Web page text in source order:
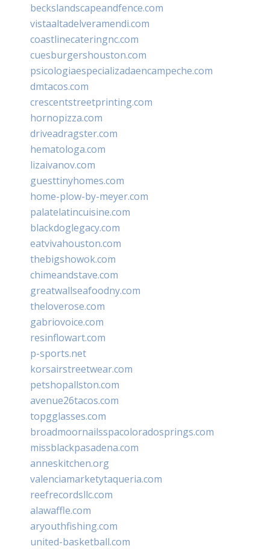
beckslandscapeandfence.com
vistaaltadelveramendi.com
coastlinecateringnc.com
cuesburgershouston.com
psicologiaespecializadaencampeche.com
dmtacos.com
crescentstreetprinting.com
hornopizza.com
driveadragster.com
hematologa.com
lizaivanov.com
guesttinyhomes.com
home-plow-by-meyer.com
palatelatincuisine.com
blackdoglegacy.com
eatvivahouston.com
thebigshowok.com
chimeandstave.com
greatwallseafoodny.com
theloverose.com
gabriovoice.com
resinflowart.com
p-sports.net
korsairstreetwear.com
petshopallston.com
avenue26tacos.com
topgglasses.com
broadmoornailsspacoloradosprings.com
missblackpasadena.com
anneskitchen.org
valenciamarketytaqueria.com
reefrecordsllc.com
alawaffle.com
aryouthfishing.com
united-basketball.com